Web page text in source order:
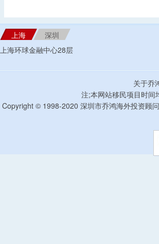
上海
深圳
上海环球金融中心28层
关于乔
注;本网站移民项目时
Copyright © 1998-2020 深圳市乔鸿海外投资顾